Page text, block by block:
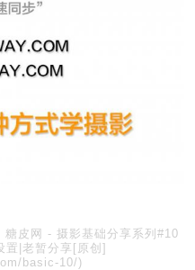
糖皮网 - 摄影基础分享系列#10
置|老暂分享[原创]
basic-10/)